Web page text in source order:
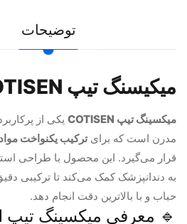
توضیحات
میکیسنگ تیپ COTISEN
میکسینگ تیپ COTISEN
یکی از
مدرن است که برایترکیب یکنواخت
قرار می‌گیرد. این محصول با طراحی
به دندانپزشک کمک می‌کند تا ترکیبی
حباب و با بالاترین دقت انجام دهد.
🔹 معرفی میکسینگ تیپ COTISEN